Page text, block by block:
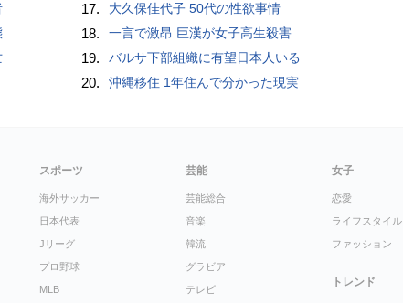
17. 大久保佳代子 50代の性欲事情
18. 一言で激昂 巨漢が女子高生殺害
19. バルサ下部組織に有望日本人いる
20. 沖縄移住 1年住んで分かった現実
スポーツ
海外サッカー
日本代表
Jリーグ
プロ野球
MLB
芸能
芸能総合
音楽
韓流
グラビア
テレビ
女子
恋愛
ライフスタイル
ファッション
トレンド